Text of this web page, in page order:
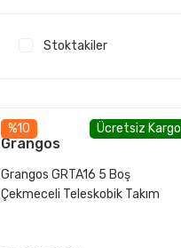
Stoktakiler
%10 Ücretsiz Kargo
Grangos
Grangos GRTA16 5 Boş
Çekmeceli Teleskobik Takım